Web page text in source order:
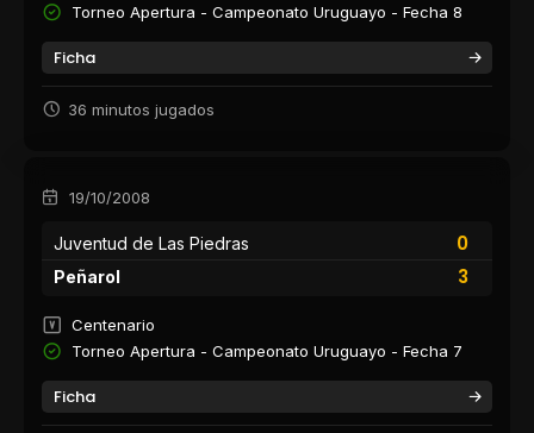
Torneo Apertura - Campeonato Uruguayo - Fecha 8
Ficha
36 minutos jugados
19/10/2008
Juventud de Las Piedras
0
3
Peñarol
Centenario
Torneo Apertura - Campeonato Uruguayo - Fecha 7
Ficha